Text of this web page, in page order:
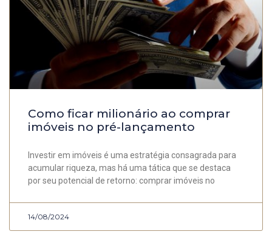
Como ficar milionário ao comprar
imóveis no pré-lançamento
Investir em imóveis é uma estratégia consagrada para
acumular riqueza, mas há uma tática que se destaca
por seu potencial de retorno: comprar imóveis no
14/08/2024